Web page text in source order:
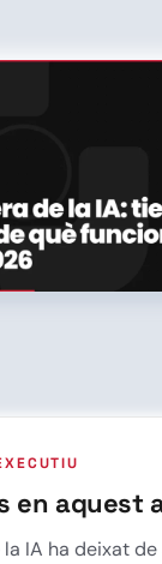
en aquest
la IA ha deixat